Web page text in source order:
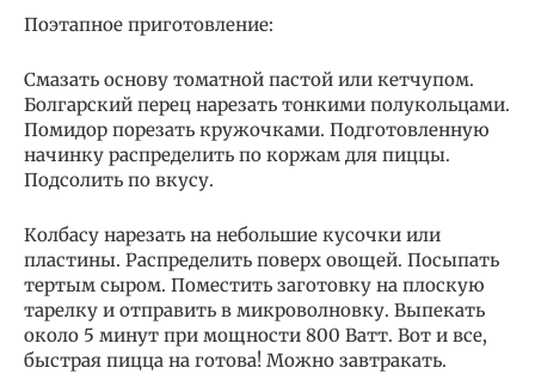
Поэтапное приготовление:
Смазать основу томатной пастой или кетчупом.
Болгарский перец нарезать тонкими полукольцами.
Помидор порезать кружочками. Подготовленную
начинку распределить по коржам для пиццы.
Подсолить по вкусу.
Колбасу нарезать на небольшие кусочки или
пластины. Распределить поверх овощей. Посыпать
тертым сыром. Поместить заготовку на плоскую
тарелку и отправить в микроволновку. Выпекать
около 5 минут при мощности 800 Ватт. Вот и все,
быстрая пицца на готова! Можно завтракать.